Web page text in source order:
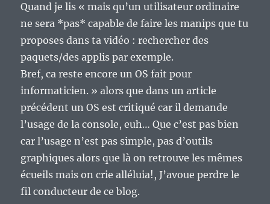
Quand je lis « mais qu’un utilisateur ordinaire
ne sera *pas* capable de faire les manips que tu
proposes dans ta vidéo : rechercher des
paquets/des applis par exemple.
Bref, ca reste encore un OS fait pour
informaticien. » alors que dans un article
précédent un OS est critiqué car il demande
l’usage de la console, euh… Que c’est pas bien
car l’usage n’est pas simple, pas d’outils
graphiques alors que là on retrouve les mêmes
écueils mais on crie alléluia!, J’avoue perdre le
fil conducteur de ce blog.